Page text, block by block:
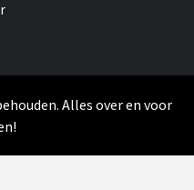
Alles over en voor